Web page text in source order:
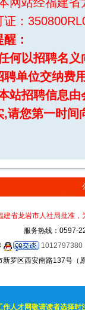
证：
醒 ：
何以招聘名义
聘单位交纳费
站招聘信息由
,请您第一时间
建省龙岩市人社局批准
服务热线：0597-
1012797380
新罗区西安南路137号（
作人才网敬请读者选择